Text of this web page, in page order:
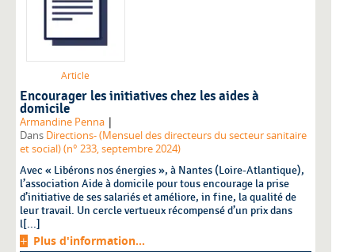
Article
Encourager les initiatives chez les aides à
domicile
Armandine Penna |
Dans Directions- (Mensuel des directeurs du secteur sanitaire
et social) (n° 233, septembre 2024)
Avec « Libérons nos énergies », à Nantes (Loire-Atlantique),
l’association Aide à domicile pour tous encourage la prise
d’initiative de ses salariés et améliore, in fine, la qualité de
leur travail. Un cercle vertueux récompensé d’un prix dans
l[...]
Plus d'information...